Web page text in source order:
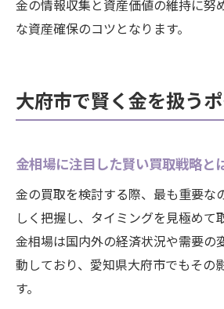
金の情報収集と資産価値の維持に努
な資産確保のコツとなります。
大府市で賢く金を扱う
金相場に注目した賢い買取戦略と
金の買取を検討する際、最も重要な
しく把握し、タイミングを見極めて
金相場は国内外の経済状況や需要の
動しており、愛知県大府市でもその
す。